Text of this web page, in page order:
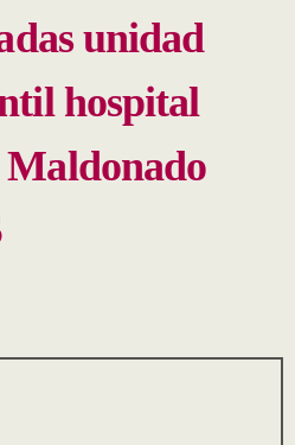
unidad
hospital
Maldonado